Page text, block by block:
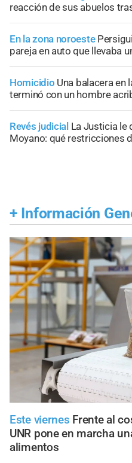
reacción de sus abuelos
En la zona noroeste
pareja en auto que llevaba
Homicidio Una balacera en
terminó con un hombre
Revés judicial La Justicia le
Moyano: qué restricciones
+ Información
Este viernes Frente al
UNR pone en marcha
alimentos